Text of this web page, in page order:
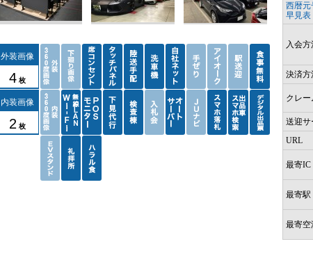
外装画像
4 枚
内装画像
2 枚
西暦元
早見表
入会方
決済方
クレー
送迎サ
URL
最寄IC
最寄駅
最寄空